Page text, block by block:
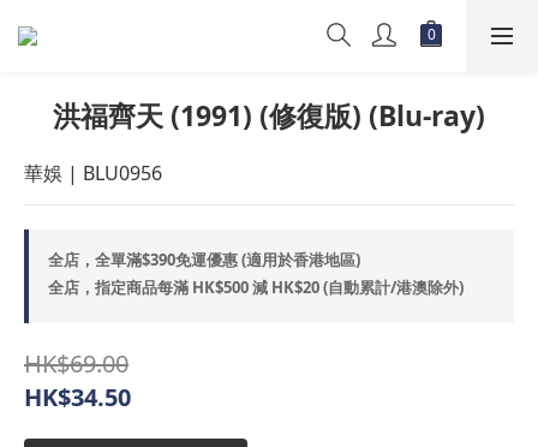
洪福齊天 (1991) (修復版) (Blu-ray)
華娛 | BLU0956
全店，全單滿$390免運優惠 (適用於香港地區)
全店，指定商品每滿 HK$500 減 HK$20 (自動累計/港澳除外)
HK$69.00
HK$34.50